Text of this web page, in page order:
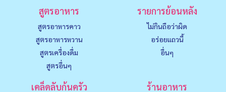
สูตรอาหาร
สูตรอาหารคาว
สูตรอาหารหวาน
สูตรเครื่องดื่ม
สูตรอื่นๆ
รายการย้อนหลัง
ไม่กินถือว่าผิด
อร่อยแถวนี้
อื่นๆ
เคล็ดลับก้นครัว ร้านอาหาร